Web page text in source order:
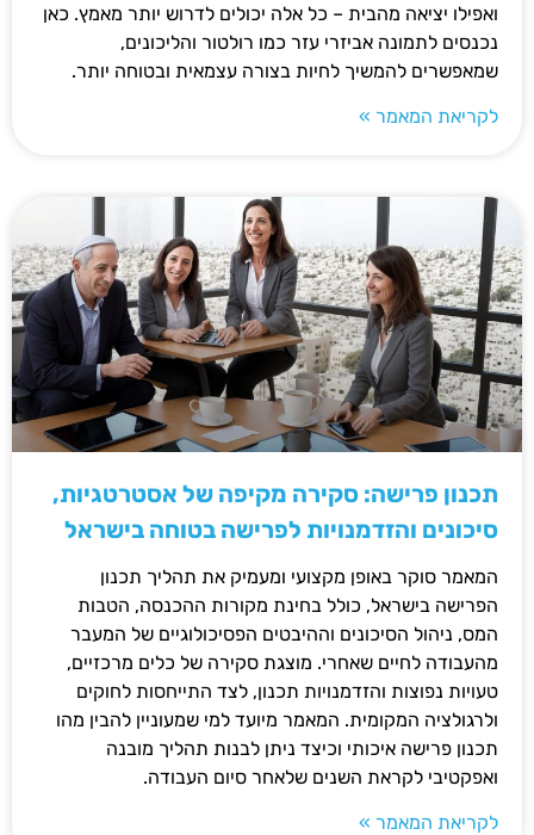
ואפילו יציאה מהבית – כל אלה יכולים לדרוש יותר מאמץ. כאן
נכנסים לתמונה אביזרי עזר כמו רולטור והליכונים,
שמאפשרים להמשיך לחיות בצורה עצמאית ובטוחה יותר.
לקריאת המאמר »
תכנון פרישה: סקירה מקיפה של אסטרטגיות,
סיכונים והזדמנויות לפרישה בטוחה בישראל
המאמר סוקר באופן מקצועי ומעמיק את תהליך תכנון
הפרישה בישראל, כולל בחינת מקורות ההכנסה, הטבות
המס, ניהול הסיכונים וההיבטים הפסיכולוגיים של המעבר
מהעבודה לחיים שאחרי. מוצגת סקירה של כלים מרכזיים,
טעויות נפוצות והזדמנויות תכנון, לצד התייחסות לחוקים
ולרגולציה המקומית. המאמר מיועד למי שמעוניין להבין מהו
תכנון פרישה איכותי וכיצד ניתן לבנות תהליך מובנה
ואפקטיבי לקראת השנים שלאחר סיום העבודה.
לקריאת המאמר »